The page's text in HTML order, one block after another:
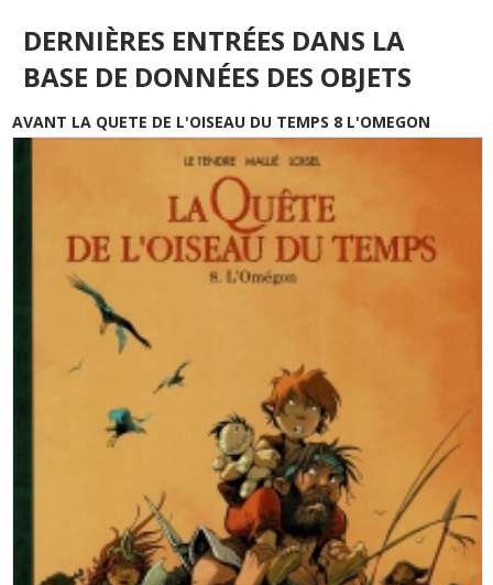
DERNIÈRES ENTRÉES DANS LA
BASE DE DONNÉES DES OBJETS
AVANT LA QUETE DE L'OISEAU DU TEMPS 8 L'OMEGON